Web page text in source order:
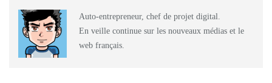
Auto-entrepreneur, chef de projet digital.
En veille continue sur les nouveaux médias et le
web français.